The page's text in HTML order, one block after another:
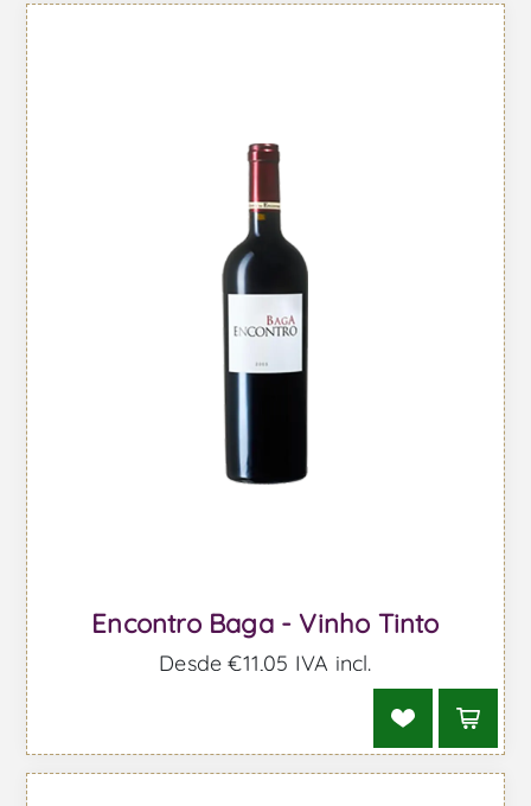
Encontro Baga - Vinho Tinto
Desde €11,05 IVA incl.